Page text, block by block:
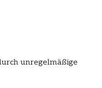
unregelmäßige